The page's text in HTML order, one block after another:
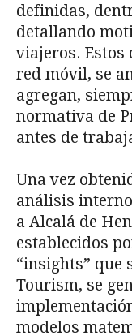
definidas,
detallando
viajeros. Estos
red móvil, se
agregan,
normativa de
antes de
Una vez
análisis
a Alcalá de
establecidos
“insights” que
Tourism, se
modelos